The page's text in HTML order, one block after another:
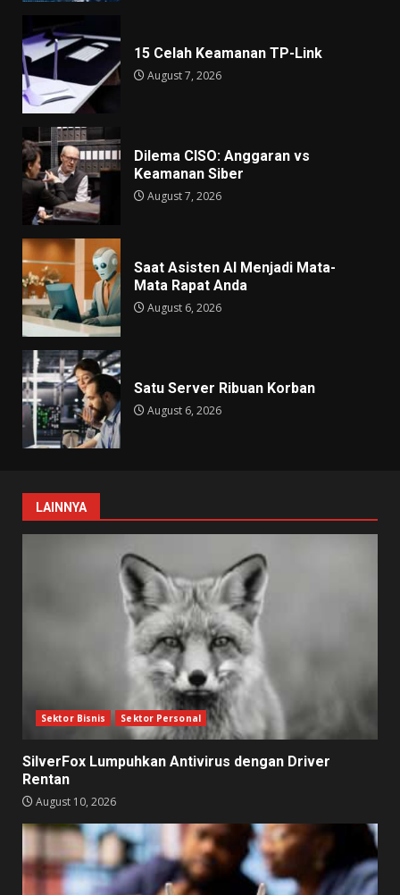
15 Celah Keamanan TP-Link
August 7, 2026
Dilema CISO: Anggaran vs
Keamanan Siber
August 7, 2026
Saat Asisten AI Menjadi Mata-
Mata Rapat Anda
August 6, 2026
Satu Server Ribuan Korban
August 6, 2026
LAINNYA
Sektor Bisnis Sektor Personal
SilverFox Lumpuhkan Antivirus dengan Driver
Rentan
August 10, 2026